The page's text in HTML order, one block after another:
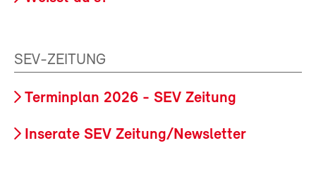
SEV-ZEITUNG
Terminplan 2026 - SEV Zeitung
Inserate SEV Zeitung/Newsletter